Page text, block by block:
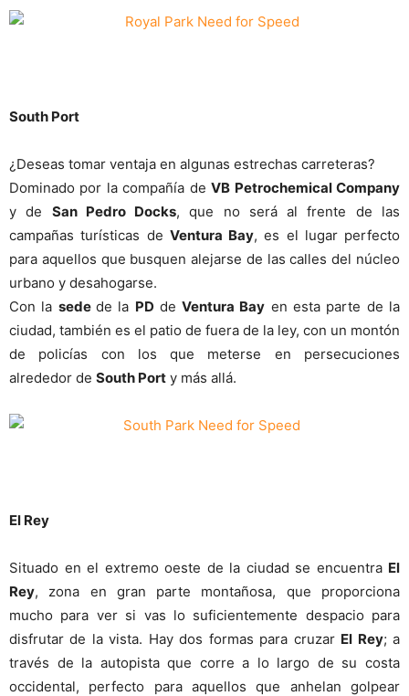
South Port
¿Deseas tomar ventaja en algunas estrechas carreteras?
Dominado por la compañía deVB Petrochemical Company
y de San Pedro Docks, que no será al frente de las
campañas turísticas de Ventura Bay, es el lugar perfecto
para aquellos que busquen alejarse de las calles del núcleo
urbano y desahogarse.
Con la sede de la PD deVentura Bay en esta parte de la
ciudad, también es el patio de fuera de la ley, con un montón
de policías con los que meterse en persecuciones
alrededor de South Port y más allá.
El Rey
Situado en el extremo oeste de la ciudad se encuentra El
Rey, zona en gran parte montañosa, que proporciona
mucho para ver si vas lo suficientemente despacio para
disfrutar de la vista. Hay dos formas para cruzar El Rey; a
través de la autopista que corre a lo largo de su costa
occidental, perfecto para aquellos que anhelan golpear